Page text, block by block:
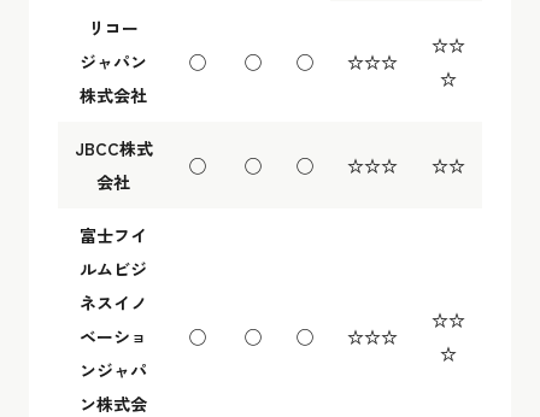
リコー
ジャパン
株式会社
◯ ◯ ◯ ☆☆☆
☆☆
☆
JBCC株式
会社
◯ ◯ ◯ ☆☆☆ ☆☆
富士フイ
ルムビジ
ネスイノ
ベーショ
ンジャパ
ン株式会
◯ ◯ ◯ ☆☆☆
☆☆
☆